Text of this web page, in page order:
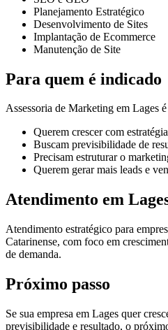
Planejamento Estratégico
Desenvolvimento de Sites
Implantação de Ecommerce
Manutenção de Site
Para quem é indicado
Assessoria de Marketing em Lages
Querem crescer com estratégia
Buscam previsibilidade de
Precisam estruturar o
Querem gerar mais leads e
Atendimento em
Atendimento estratégico para
Catarinense, com foco em
de demanda.
Próximo passo
Se sua empresa em Lages quer
previsibilidade e resultado, o